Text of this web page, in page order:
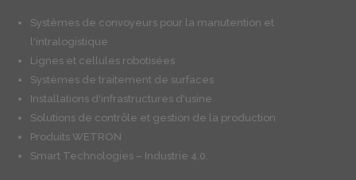
Systèmes de convoyeurs pour la manutention et
l'intralogistique
Lignes et cellules robotisées
Systèmes de traitement de surfaces
Installations d'infrastructures d'usine
Solutions de contrôle et gestion de la production
Produits WETRON
Smart Technologies – Industrie 4.0.